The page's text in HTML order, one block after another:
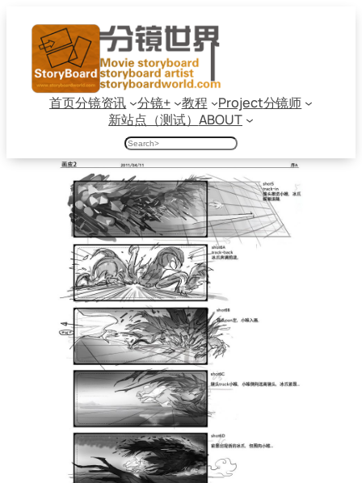
首页分镜资讯 分镜+ 教程 Project分镜师
新站点（测试） ABOUT
搜
索